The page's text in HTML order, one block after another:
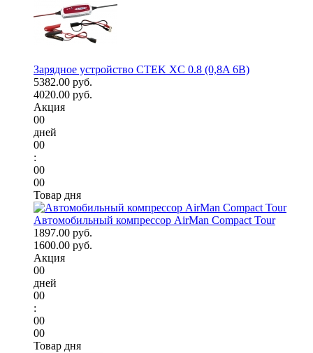
Зарядное устройство CTEK XC 0.8 (0,8A 6В)
5382.00 руб.
4020.00 руб.
Акция
00
дней
00
:
00
00
Товар дня
Автомобильный компрессор AirMan Compact Tour
1897.00 руб.
1600.00 руб.
Акция
00
дней
00
:
00
00
Товар дня